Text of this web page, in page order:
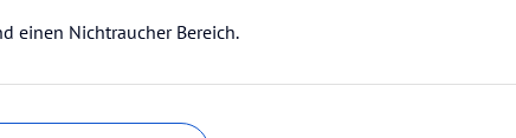
einen Nichtraucher Bereich.